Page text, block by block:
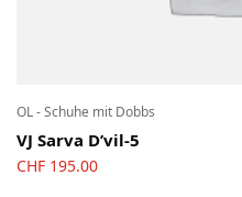
OL - Schuhe mit Dobbs
VJ Sarva D’vil-5
CHF 195.00